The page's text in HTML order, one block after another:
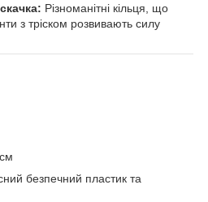
Різноманітні кільця, що
з тріском розвивають силу
безпечний пластик та